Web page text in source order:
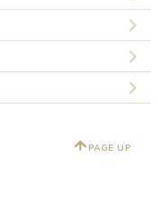
PAGE UP